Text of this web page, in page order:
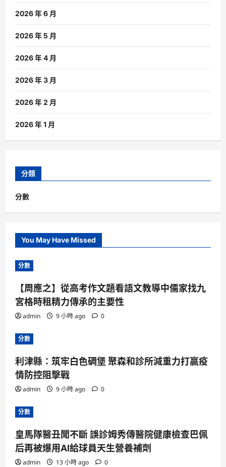
2026 年 6 月
2026 年 5 月
2026 年 4 月
2026 年 3 月
2026 年 2 月
2026 年 1 月
分類
分數
You May Have Missed
分數
【周應之】從高考作文題看語文教導中儒家找九
宮格時租精力傳承的主要性
admin 9 小時 ago 0
分數
利津縣：筑牢白色碉堡 聚森和診所減重力打贏疫
情防控阻擊戰
admin 9 小時 ago 0
分數
皇馬隊醫丑聞不斷 誤診姆秀傳醫院健康檢查巴佩
后再被爆用AI給球員天生營養補劑
admin 13 小時 ago 0